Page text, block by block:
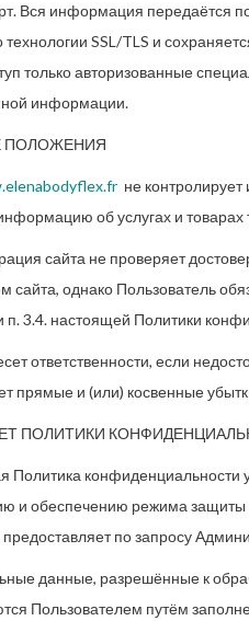
Вся информация передаётся
SSL/TLS и
только авторизованные
информации.
ПОЛОЖЕНИЯ
не контролирует
об услугах и товарах
сайта не проверяет
сайта, однако Пользователь
п. 3.4. настоящей Политики
ответственности, если
прямые и (или) косвенные
ПОЛИТИКИ
Политика конфиденциальности
и обеспечению режима
по запросу
данные, разрешённые к
Пользователем путём